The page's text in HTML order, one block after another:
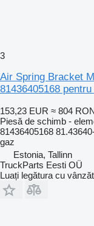
3
Air Spring Bracket
81436405168
153,23 EUR ≈ 804
Piesă de schimb -
81436405168
gaz
Estonia, Tallinn
TruckParts Eesti OÜ
Luați legătura cu